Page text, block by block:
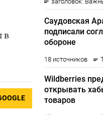
в